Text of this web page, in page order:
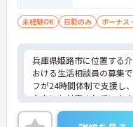
未経験OK 日勤のみ ボーナス
兵庫県姫路市に位置する
おける生活相談員の募集
フが24時間体制で支援し
な方にも対応されていま
ンスに配慮した食事や多
して暮らせるよう支援さ